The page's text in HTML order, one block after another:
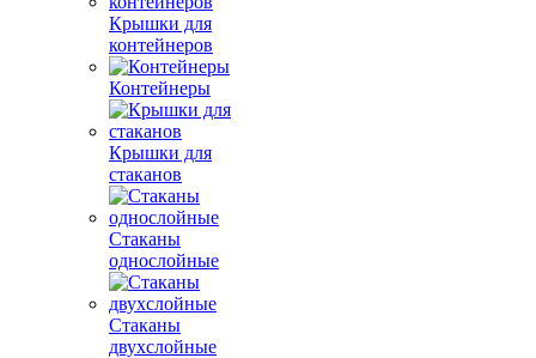
Крышки для
контейнеров
Контейнеры
Крышки для
стаканов
Стаканы
однослойные
Стаканы
двухслойные